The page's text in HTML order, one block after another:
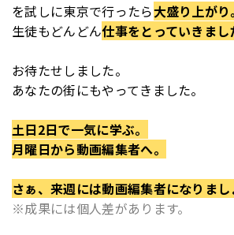
を試しに東京で行ったら大盛り上がり。
生徒もどんどん仕事をとっていきまし
お待たせしました。
あなたの街にもやってきました。
土日2日で一気に学ぶ。
月曜日から動画編集者へ。
さぁ、来週には動画編集者になりまし
※成果には個人差があります。